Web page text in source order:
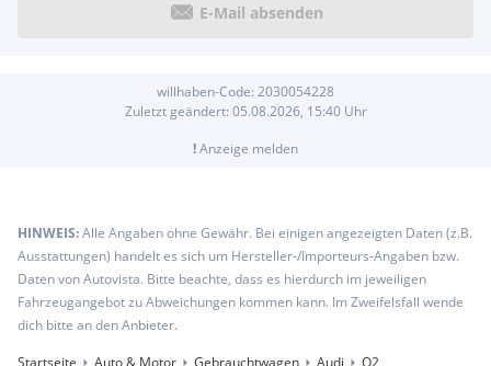
E-Mail absenden
willhaben-Code: 2030054228
Zuletzt geändert: 05.08.2026, 15:40Uhr
!Anzeige melden
HINWEIS:Alle Angaben ohne Gewähr. Bei einigen angezeigten Daten (z.B.
Ausstattungen) handelt es sich um Hersteller-/Importeurs-Angaben bzw.
Daten von Autovista. Bitte beachte, dass es hierdurch im jeweiligen
Fahrzeugangebot zu Abweichungen kommen kann. Im Zweifelsfall wende
dich bitte an den Anbieter.